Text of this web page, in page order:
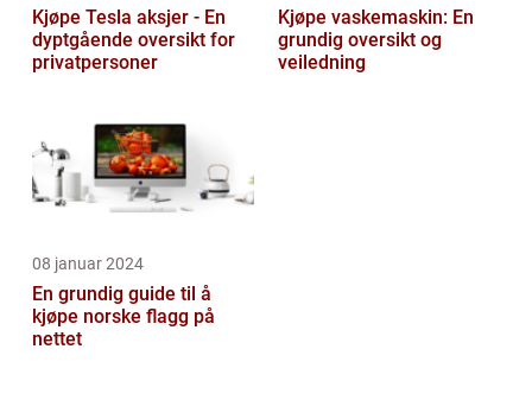
Kjøpe Tesla aksjer - En
dyptgående oversikt for
privatpersoner
Kjøpe vaskemaskin: En
grundig oversikt og
veiledning
08 januar 2024
En grundig guide til å
kjøpe norske flagg på
nettet